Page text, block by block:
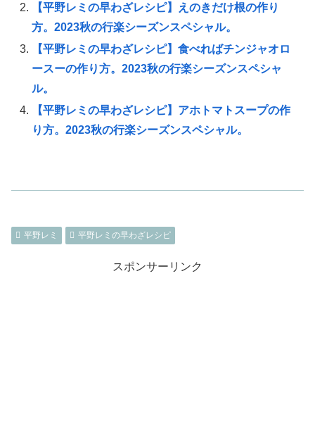
【平野レミの早わざレシピ】えのきだけ根の作り
方。2023秋の行楽シーズンスペシャル。
【平野レミの早わざレシピ】食べればチンジャオロ
ースーの作り方。2023秋の行楽シーズンスペシャ
ル。
【平野レミの早わざレシピ】アホトマトスープの作
り方。2023秋の行楽シーズンスペシャル。
平野レミ 平野レミの早わざレシピ
スポンサーリンク